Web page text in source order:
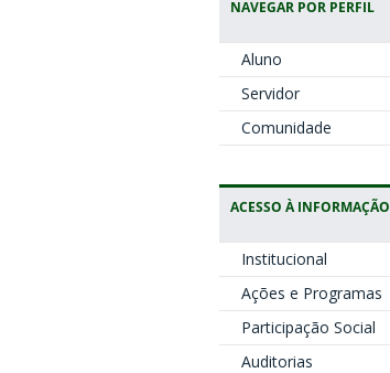
NAVEGAR POR PERFIL
Aluno
Servidor
Comunidade
ACESSO À INFORMAÇÃO
Institucional
Ações e Programas
Participação Social
Auditorias